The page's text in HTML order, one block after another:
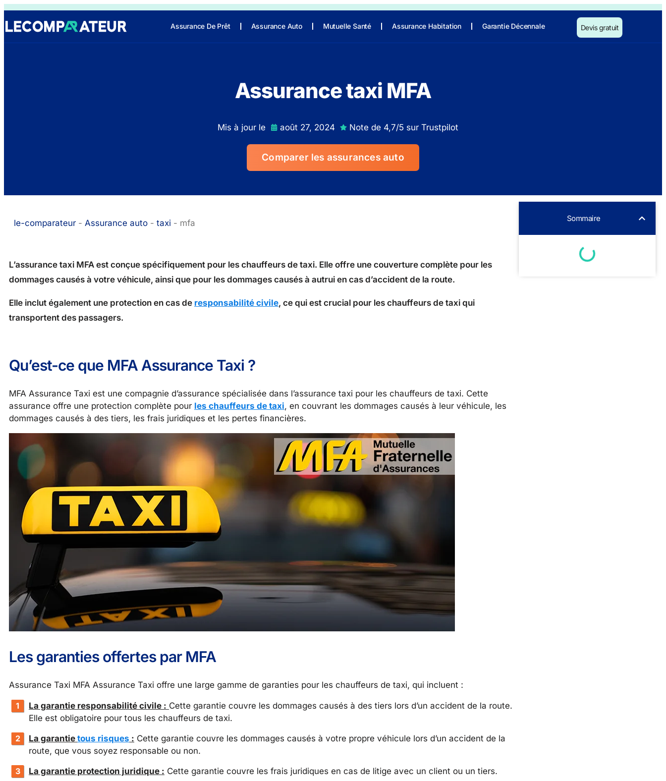
Assurance De Prêt Assurance Auto Mutuelle Santé Assurance Habitation Garantie Décennale Devis gratuit
Assurance taxi MFA
Mis à jour le août 27, 2024 Note de 4,7/5 sur Trustpilot
Comparer les assurances auto
le-comparateur - Assurance auto - taxi - mfa
L’assurance taxi MFA est conçue spécifiquement pour les chauffeurs de taxi. Elle offre une couverture complète pour les
dommages causés à votre véhicule, ainsi que pour les dommages causés à autrui en cas d’accident de la route.
Elle inclut également une protection en cas de responsabilité civile, ce qui est crucial pour les chauffeurs de taxi qui
transportent des passagers.
Qu’est-ce que MFA Assurance Taxi ?
MFA Assurance Taxi est une compagnie d’assurance spécialisée dans l’assurance taxi pour les chauffeurs de taxi. Cette
assurance offre une protection complète pour les chauffeurs de taxi, en couvrant les dommages causés à leur véhicule, les
dommages causés à des tiers, les frais juridiques et les pertes financières.
Les garanties offertes par MFA
Assurance Taxi MFA Assurance Taxi offre une large gamme de garanties pour les chauffeurs de taxi, qui incluent :
La garantie responsabilité civile : Cette garantie couvre les dommages causés à des tiers lors d’un accident de la route.
Elle est obligatoire pour tous les chauffeurs de taxi.
La garantie tous risques : Cette garantie couvre les dommages causés à votre propre véhicule lors d’un accident de la
route, que vous soyez responsable ou non.
La garantie protection juridique : Cette garantie couvre les frais juridiques en cas de litige avec un client ou un tiers.
Sommaire